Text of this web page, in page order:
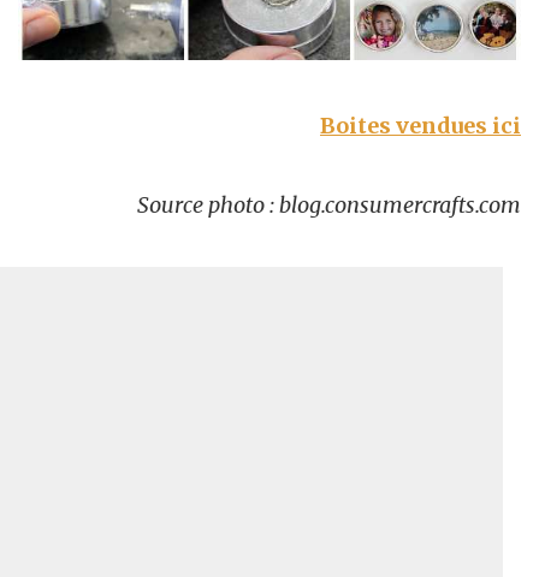
Boites vendues ici
Source photo : blog.consumercrafts.com